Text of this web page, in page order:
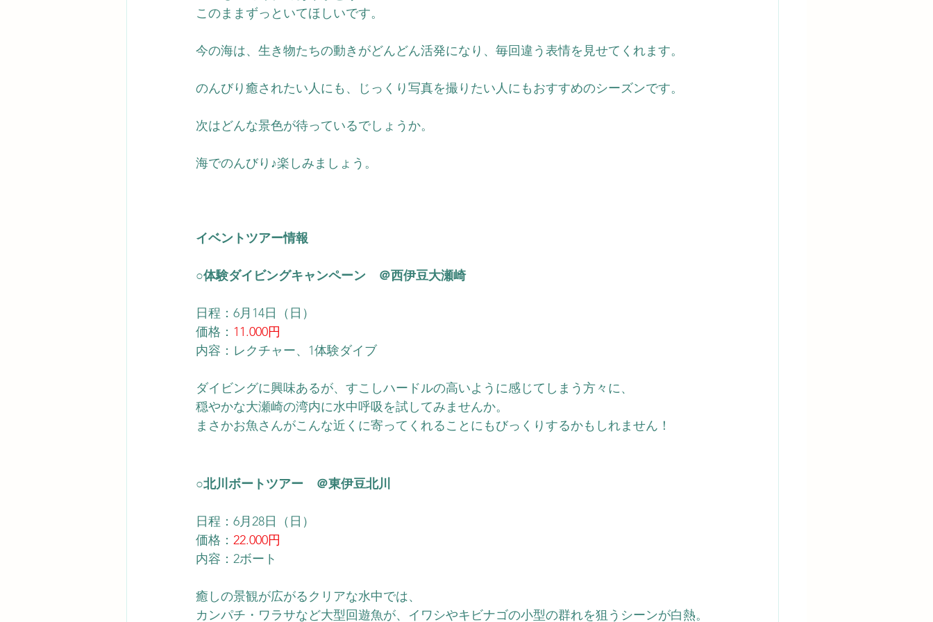
このままずっといてほしいです。
今の海は、生き物たちの動きがどんどん活発になり、毎回違う表情を見せてくれます。
のんびり癒されたい人にも、じっくり写真を撮りたい人にもおすすめのシーズンです。
次はどんな景色が待っているでしょうか。
海でのんびり♪楽しみましょう。
イベントツアー情報
○体験ダイビングキャンペーン　＠西伊豆大瀬崎
日程：6月14日（日）
価格： 11.000円
内容：レクチャー、1体験ダイブ
ダイビングに興味あるが、すこしハードルの高いように感じてしまう方々に、
穏やかな大瀬崎の湾内に水中呼吸を試してみませんか。
まさかお魚さんがこんな近くに寄ってくれることにもびっくりするかもしれません！
○北川ボートツアー　＠東伊豆北川
日程：6月28日（日）
価格： 22.000円
内容：2ボート
癒しの景観が広がるクリアな水中では、
カンパチ・ワラサなど大型回遊魚が、イワシやキビナゴの小型の群れを狙うシーンが白熱。